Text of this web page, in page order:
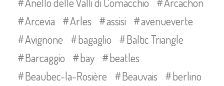
Arcevia
Arles assisi
avenueverte
Avignone
bagaglio
Baltic Triangle
Barcaggio
bay
beatles
Beaubec-la-Rosière
Beauvais
berlino